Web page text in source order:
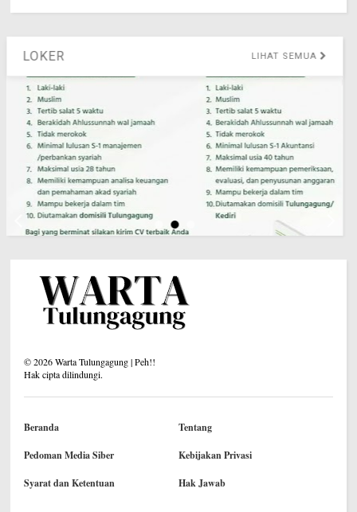
LIHAT SEMUA
©2026Warta Tulungagung | Peh!!
Hak cipta dilindungi.
Beranda Tentang
Pedoman Media Siber Kebijakan Privasi
Syarat dan Ketentuan Hak Jawab